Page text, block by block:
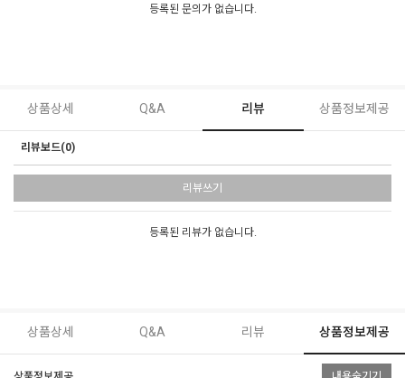
등록된 문의가 없습니다.
상품상세 Q&A 리뷰 상품정보제공
리뷰보드(0)
리뷰쓰기
등록된 리뷰가 없습니다.
상품상세 Q&A 리뷰 상품정보제공